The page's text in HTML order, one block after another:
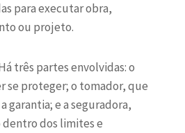
para executar obra,
ou projeto.
três partes envolvidas: o
se proteger; o tomador, que
garantia; e a seguradora,
dentro dos limites e